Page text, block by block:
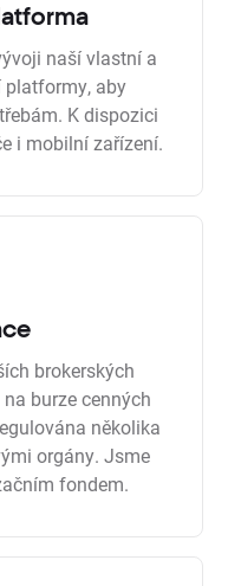
naší vlastní a
platformy, aby
K dispozici
i mobilní zařízení.
brokerských
burze cenných
několika
orgány. Jsme
fondem.